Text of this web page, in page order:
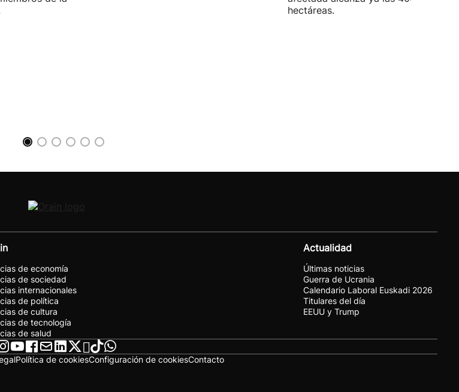
hectáreas.
de economía
de sociedad
internacionales
de política
de cultura
de tecnología
de salud
Actualidad
Últimas noticias
Guerra de Ucrania
Calendario Laboral Euskadi 2026
Titulares del día
EEUU y Trump
Política de cookiesConfiguración de cookiesContacto